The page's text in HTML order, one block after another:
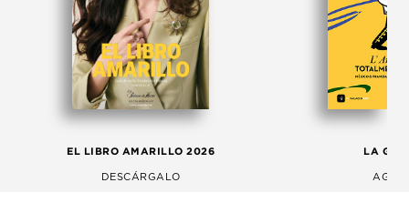
EL LIBRO AMARILLO 2026
DESCÁRGALO
LA